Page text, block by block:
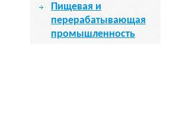
Пищевая и
перерабатывающая
промышленность